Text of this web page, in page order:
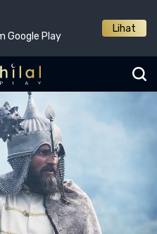
Google Play
Lihat